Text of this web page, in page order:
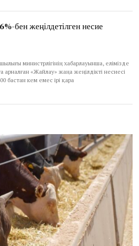
бен жеңілдетілген несие
министрлігінің хабарлауынша, елімізде
«Жайлау» жаңа жеңілдікті несиесі
бастан кем емес ірі қара